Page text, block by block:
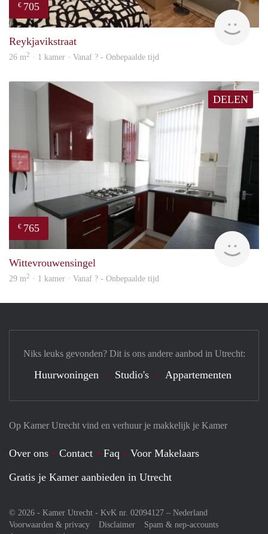
€ 705
Reykjavikstraat
26 m2 · 1 kamer · Vanaf ? - Onbepaalde tijd
DELEN
€ 765
Wittevrouwensingel
29 m2 · 1 kamer · Vanaf ? - Onbepaalde tijd
Op Kamer Utrecht vind en verhuur je makkelijk je Kamer
Over ons Contact Faq
Voor Makelaars
Gratis je Kamer aanbieden in Utrecht
© 2026 - Kamer Utrecht - KvK nr. 02094127 – Nederland
Voorwaarden & privacy
Disclaimer
Spam & nep-accounts
Niks leuks gevonden? Dit is ons andere aanbod in Utrecht:
Huurwoningen Studio's Appartementen